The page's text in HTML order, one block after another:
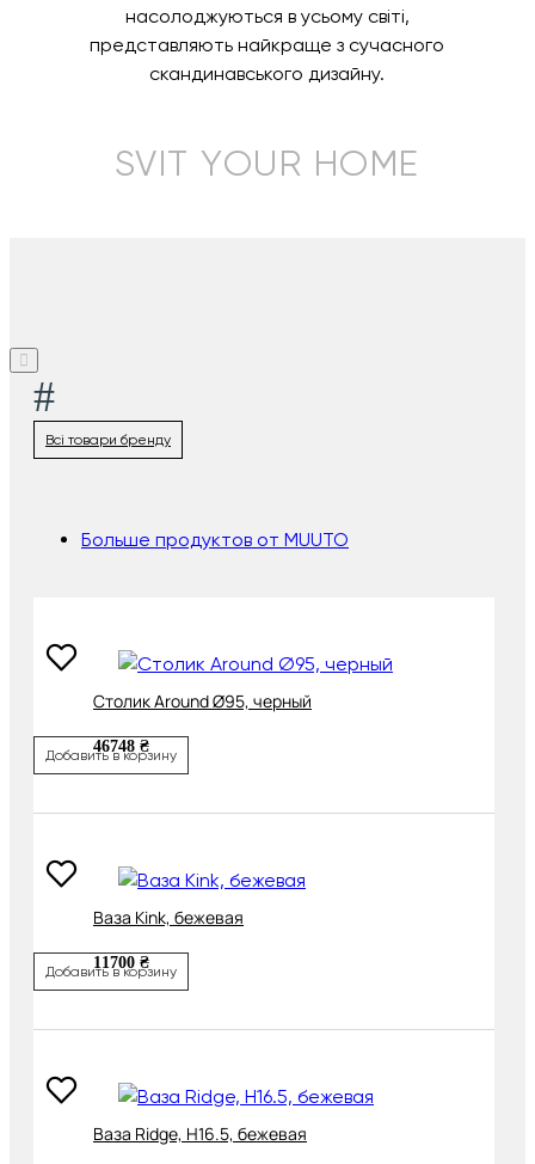
насолоджуються в усьому світі,
представляють найкраще з сучасного
скандинавського дизайну.
SVIT YOUR HOME
#
Всі товари бренду
Больше продуктов от MUUTO
Cтолик Around Ø95, черный
46748 ₴
Добавить в корзину
Ваза Kink, бежевая
11700 ₴
Добавить в корзину
Ваза Ridge, H16.5, бежевая